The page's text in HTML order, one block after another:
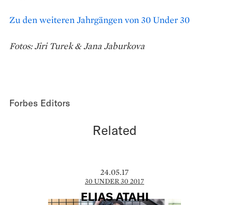
Zu den weiteren Jahrgängen von 30 Under 30
Fotos: Jiri Turek & Jana Jaburkova
Forbes Editors
Related
24.05.17
30 UNDER 30 2017
ELIAS ATAHI